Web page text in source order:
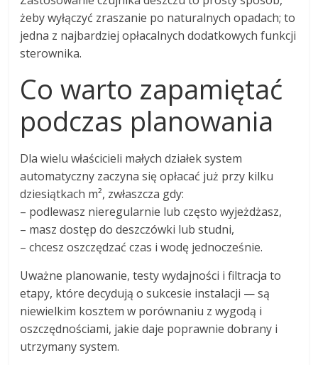
żeby wyłączyć zraszanie po naturalnych opadach; to
jedna z najbardziej opłacalnych dodatkowych funkcji
sterownika.
Co warto zapamiętać
podczas planowania
Dla wielu właścicieli małych działek system
automatyczny zaczyna się opłacać już przy kilku
dziesiątkach m², zwłaszcza gdy:
– podlewasz nieregularnie lub często wyjeżdżasz,
– masz dostęp do deszczówki lub studni,
– chcesz oszczędzać czas i wodę jednocześnie.
Uważne planowanie, testy wydajności i filtracja to
etapy, które decydują o sukcesie instalacji — są
niewielkim kosztem w porównaniu z wygodą i
oszczędnościami, jakie daje poprawnie dobrany i
utrzymany system.